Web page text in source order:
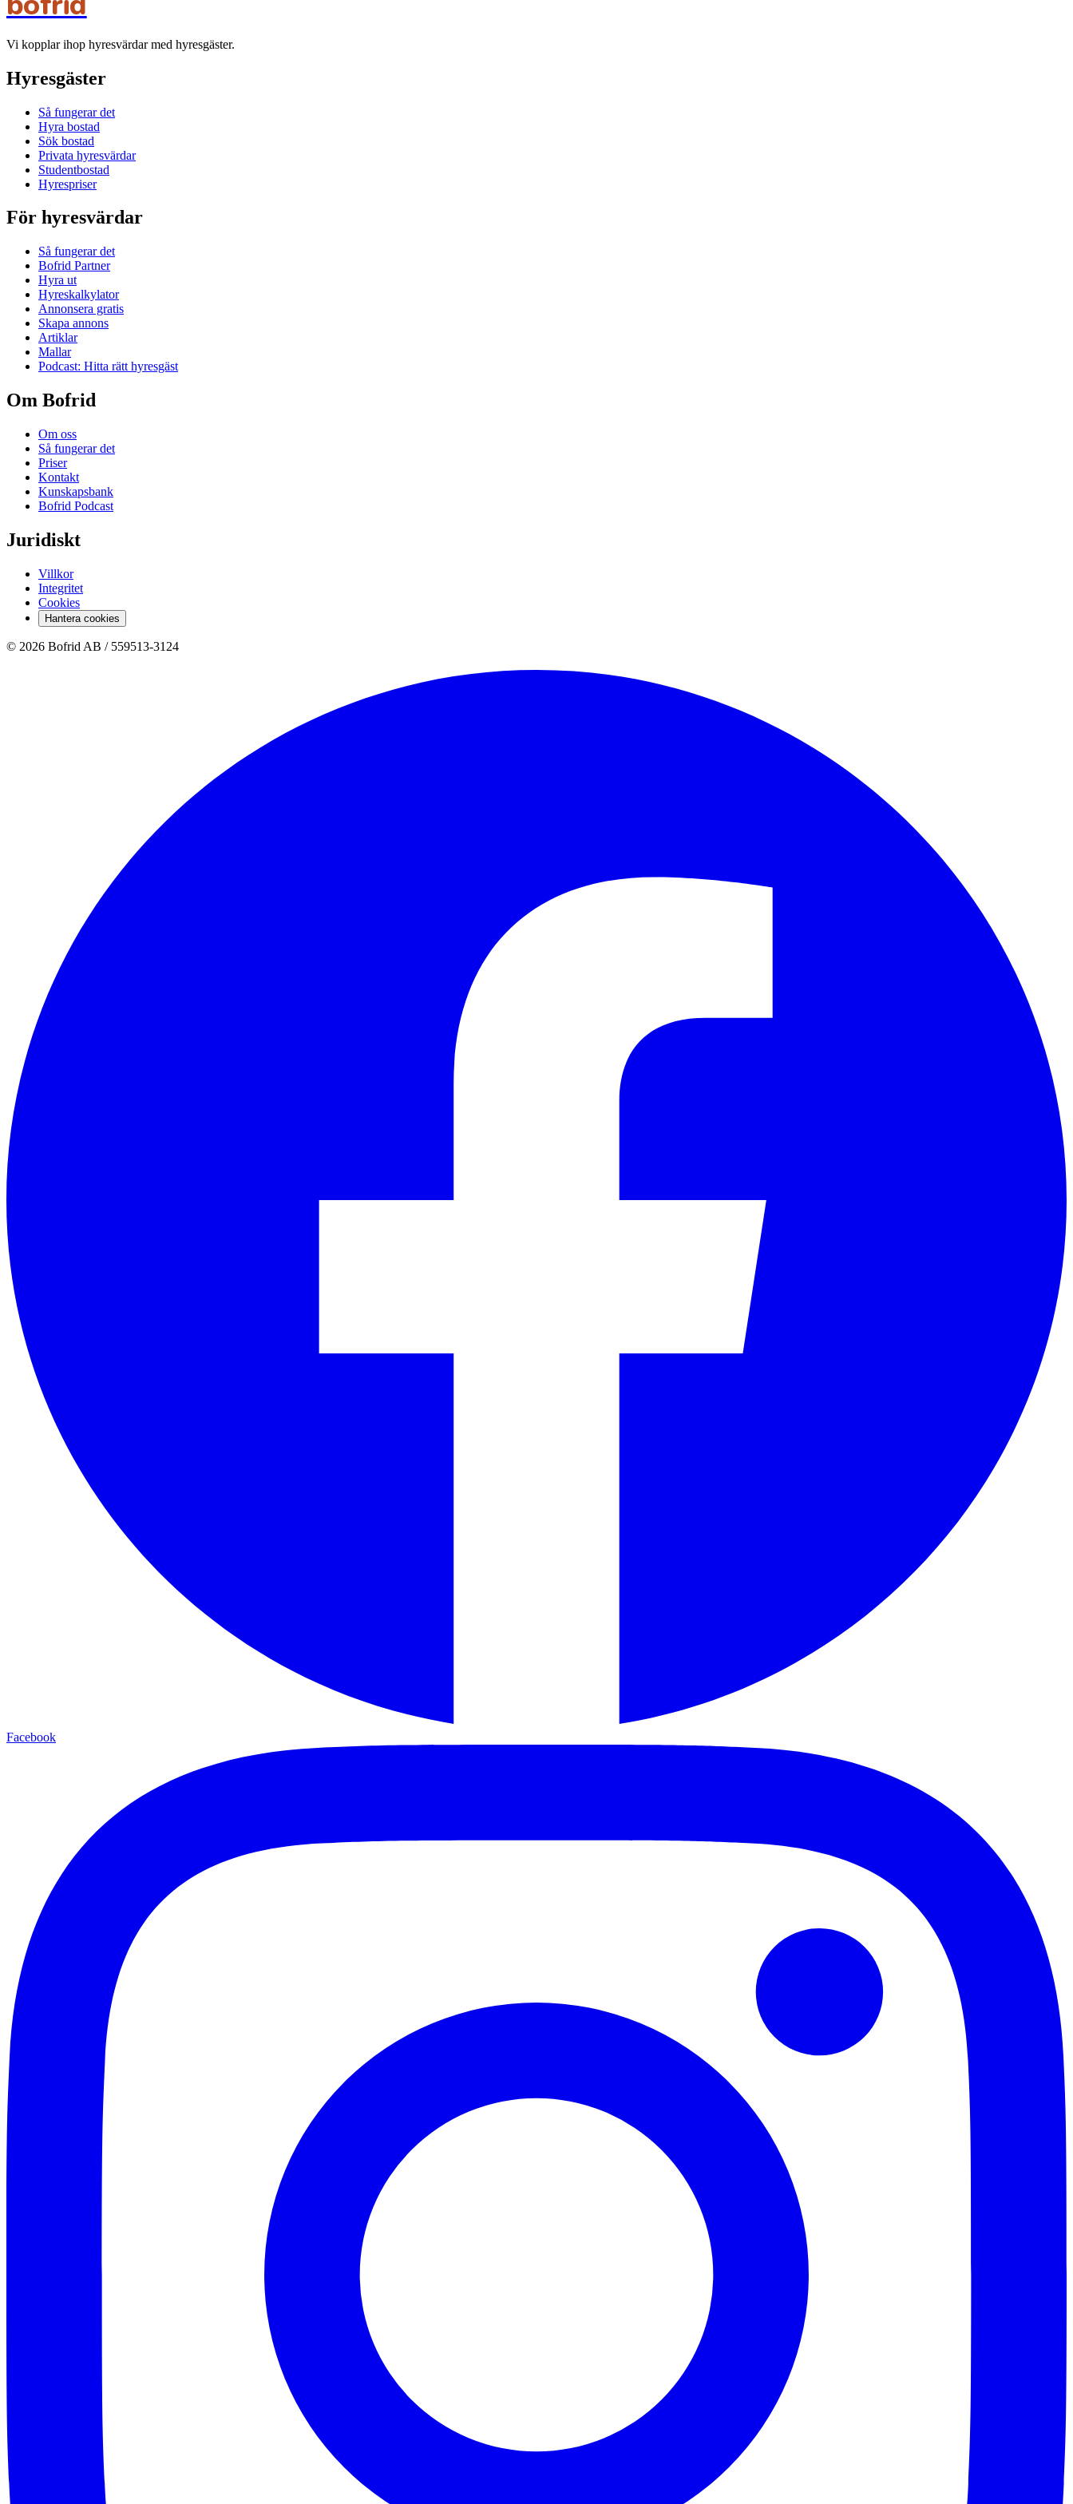
Vi kopplar ihop hyresvärdar med hyresgäster.
Hyresgäster
Så fungerar det
Hyra bostad
Sök bostad
Privata hyresvärdar
Studentbostad
Hyrespriser
För hyresvärdar
Så fungerar det
Bofrid Partner
Hyra ut
Hyreskalkylator
Annonsera gratis
Skapa annons
Artiklar
Mallar
Podcast: Hitta rätt hyresgäst
Om Bofrid
Om oss
Så fungerar det
Priser
Kontakt
Kunskapsbank
Bofrid Podcast
Juridiskt
Villkor
Integritet
Cookies
Hantera cookies
© 2026 Bofrid AB / 559513-3124
Facebook